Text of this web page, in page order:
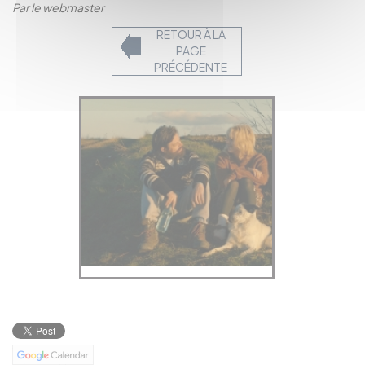
Par le webmaster
RETOUR À LA
PAGE
PRÉCÉDENTE